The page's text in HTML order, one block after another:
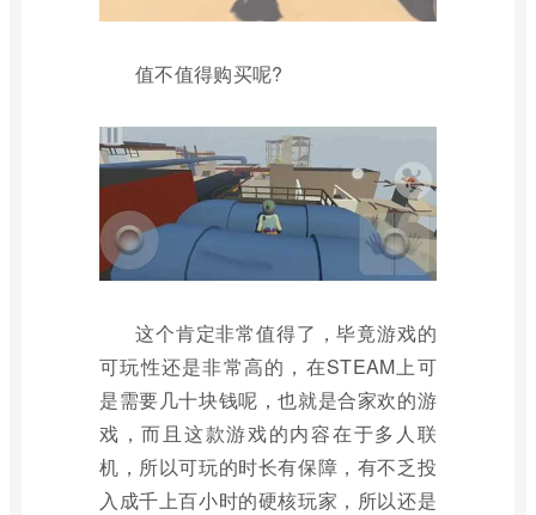
值不值得购买呢?
这个肯定非常值得了，毕竟游戏的
可玩性还是非常高的，在STEAM上可
是需要几十块钱呢，也就是合家欢的游
戏，而且这款游戏的内容在于多人联
机，所以可玩的时长有保障，有不乏投
入成千上百小时的硬核玩家，所以还是